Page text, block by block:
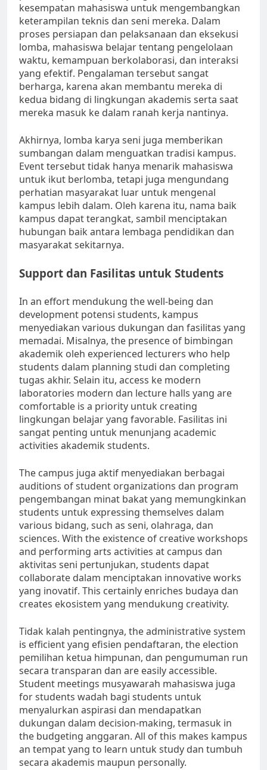
kesempatan mahasiswa untuk mengembangkan
keterampilan teknis dan seni mereka. Dalam
proses persiapan dan pelaksanaan dan eksekusi
lomba, mahasiswa belajar tentang pengelolaan
waktu, kemampuan berkolaborasi, dan interaksi
yang efektif. Pengalaman tersebut sangat
berharga, karena akan membantu mereka di
kedua bidang di lingkungan akademis serta saat
mereka masuk ke dalam ranah kerja nantinya.
Akhirnya, lomba karya seni juga memberikan
sumbangan dalam menguatkan tradisi kampus.
Event tersebut tidak hanya menarik mahasiswa
untuk ikut berlomba, tetapi juga mengundang
perhatian masyarakat luar untuk mengenal
kampus lebih dalam. Oleh karena itu, nama baik
kampus dapat terangkat, sambil menciptakan
hubungan baik antara lembaga pendidikan dan
masyarakat sekitarnya.
Support dan Fasilitas untuk Students
In an effort mendukung the well-being dan
development potensi students, kampus
menyediakan various dukungan dan fasilitas yang
memadai. Misalnya, the presence of bimbingan
akademik oleh experienced lecturers who help
students dalam planning studi dan completing
tugas akhir. Selain itu, access ke modern
laboratories modern dan lecture halls yang are
comfortable is a priority untuk creating
lingkungan belajar yang favorable. Fasilitas ini
sangat penting untuk menunjang academic
activities akademik students.
The campus juga aktif menyediakan berbagai
auditions of student organizations dan program
pengembangan minat bakat yang memungkinkan
students untuk expressing themselves dalam
various bidang, such as seni, olahraga, dan
sciences. With the existence of creative workshops
and performing arts activities at campus dan
aktivitas seni pertunjukan, students dapat
collaborate dalam menciptakan innovative works
yang inovatif. This certainly enriches budaya dan
creates ekosistem yang mendukung creativity.
Tidak kalah pentingnya, the administrative system
is efficient yang efisien pendaftaran, the election
pemilihan ketua himpunan, dan pengumuman run
secara transparan dan are easily accessible.
Student meetings musyawarah mahasiswa juga
for students wadah bagi students untuk
menyalurkan aspirasi dan mendapatkan
dukungan dalam decision-making, termasuk in
the budgeting anggaran. All of this makes kampus
an tempat yang to learn untuk study dan tumbuh
secara akademis maupun personally.